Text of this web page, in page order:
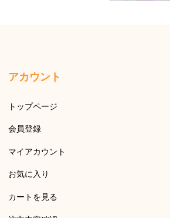
アカウント
トップページ
会員登録
マイアカウント
お気に入り
カートを見る